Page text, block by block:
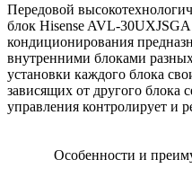
Передовой
блок Hisense AVL-
кондиционирования
внутренними блоками
установки каждого блока
зависящих от другого блока
управления контролирует и
Особенности и